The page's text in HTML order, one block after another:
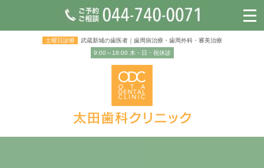
土曜日診療
武蔵新城の歯医者｜歯周病治療・歯周外科・審美治療
9:00～18:00 木・日・祝休診